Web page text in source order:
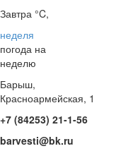
Завтра °C,
неделя
погода на
неделю
Барыш,
Красноармейская, 1
+7 (84253) 21-1-56
barvesti@bk.ru